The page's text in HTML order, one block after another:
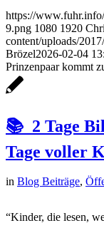
https://
9.png 1080 1920
content/uploads/
Brözel2026-02-04
Prinzenpaar kommt
📚 2 Tage
Tage voller
in Blog Beiträge,
“Kinder, die lesen,